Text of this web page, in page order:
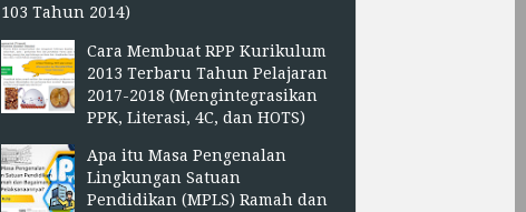
103 Tahun 2014)
Cara Membuat RPP Kurikulum
2013 Terbaru Tahun Pelajaran
2017-2018 (Mengintegrasikan
PPK, Literasi, 4C, dan HOTS)
Apa itu Masa Pengenalan
Lingkungan Satuan
Pendidikan (MPLS) Ramah dan